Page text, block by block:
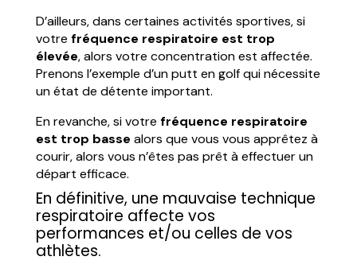
D’ailleurs, dans certaines activités sportives, si
votre fréquence respiratoire est trop
élevée, alors votre concentration est affectée.
Prenons l’exemple d’un putt en golf qui nécessite
un état de détente important.
En revanche, si votre fréquence respiratoire
est trop basse alors que vous vous apprêtez à
courir, alors vous n’êtes pas prêt à effectuer un
départ efficace.
En définitive, une mauvaise technique
respiratoire affecte vos
performances et/ou celles de vos
athlètes.